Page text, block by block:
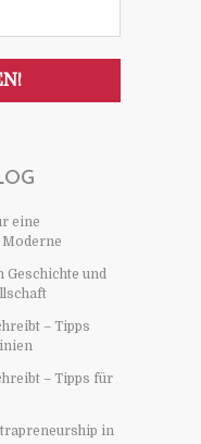
eine
und
– Tipps
– Tipps für
in